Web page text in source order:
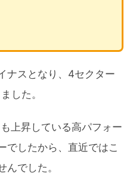
ナスとなり、4セクター
した。
上昇している高パフォー
でしたから、直近ではこ
んでした。